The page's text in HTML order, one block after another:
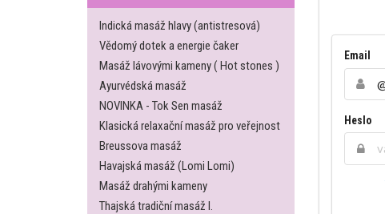
Indická masáž hlavy (antistresová)
Vědomý dotek a energie čaker
Masáž lávovými kameny ( Hot stones )
Ayurvédská masáž
NOVINKA - Tok Sen masáž
Klasická relaxační masáž pro veřejnost
Breussova masáž
Havajská masáž (Lomi Lomi)
Masáž drahými kameny
Thajská tradiční masáž I.
Email
Heslo